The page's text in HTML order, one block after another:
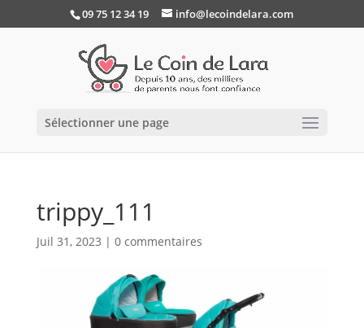
09 75 12 34 19 info@lecoindelara.com
Sélectionner une page
trippy_111
Juil 31, 2023 | 0 commentaires